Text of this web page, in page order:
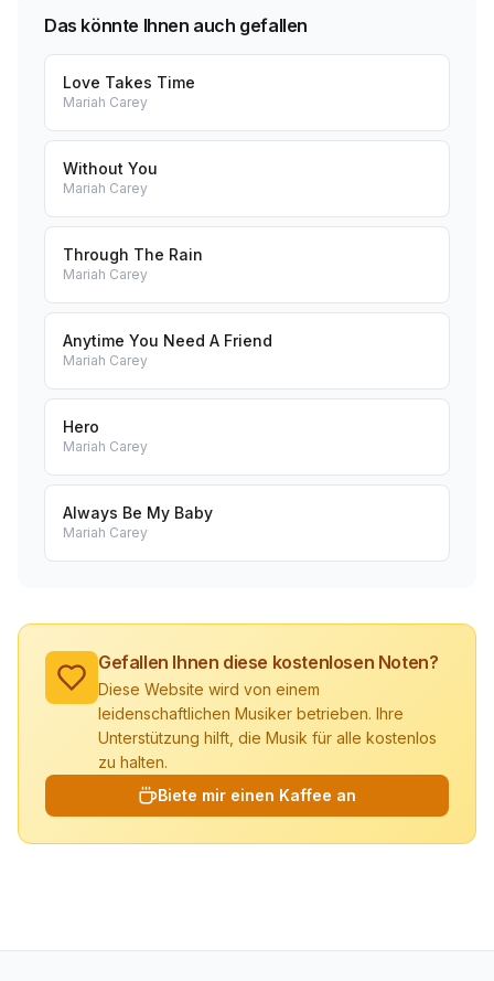
Das könnte Ihnen auch gefallen
Love Takes Time
Mariah Carey
Without You
Mariah Carey
Through The Rain
Mariah Carey
Anytime You Need A Friend
Mariah Carey
Hero
Mariah Carey
Always Be My Baby
Mariah Carey
Gefallen Ihnen diese kostenlosen Noten?
Diese Website wird von einem
leidenschaftlichen Musiker betrieben. Ihre
Unterstützung hilft, die Musik für alle kostenlos
zu halten.
Biete mir einen Kaffee an